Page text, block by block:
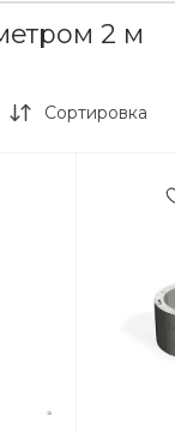
2 м
Сортировка